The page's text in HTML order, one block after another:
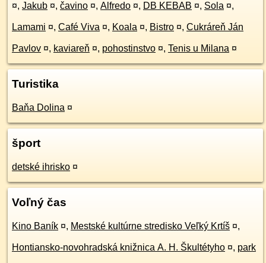
¤, Jakub ¤, čavino ¤, Alfredo ¤, DB KEBAB ¤, Sola ¤,
Lamami ¤, Café Viva ¤, Koala ¤, Bistro ¤, Cukráreň Ján
Pavlov ¤, kaviareň ¤, pohostinstvo ¤, Tenis u Milana ¤
Turistika
Baňa Dolina ¤
šport
detské ihrisko ¤
Voľný čas
Kino Baník ¤, Mestské kultúrne stredisko Veľký Krtíš ¤,
Hontiansko-novohradská knižnica A. H. Škultétyho ¤, park